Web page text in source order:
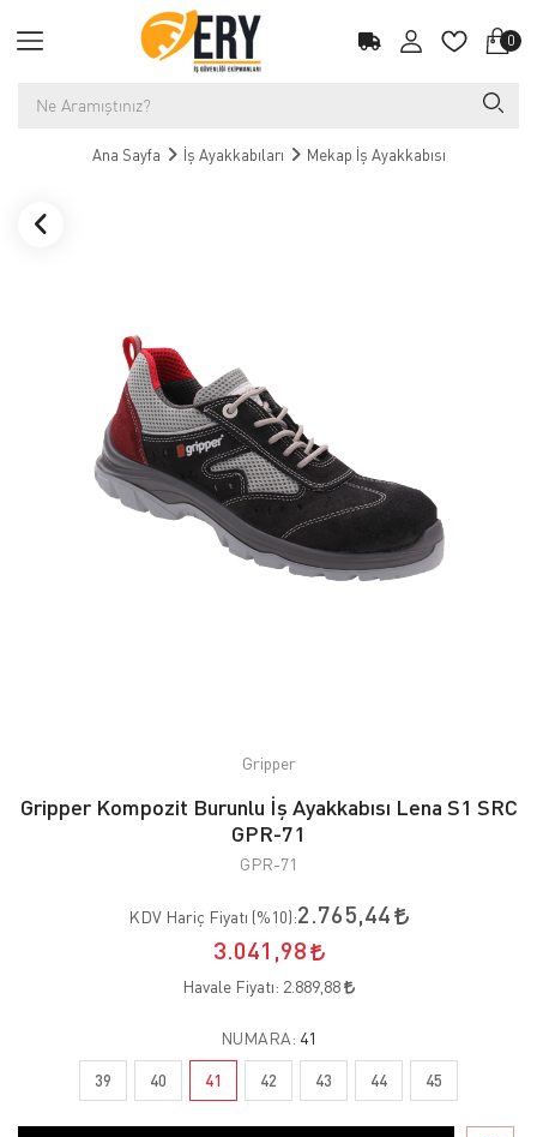
0
Ana Sayfa İş Ayakkabıları Mekap İş Ayakkabısı
Gripper
Gripper Kompozit Burunlu İş Ayakkabısı Lena S1 SRC
GPR-71
GPR-71
KDV Hariç Fiyatı (%10):2.765,44
3.041,98
Havale Fiyatı: 2.889,88
NUMARA: 41
39 40 41 42 43 44 45